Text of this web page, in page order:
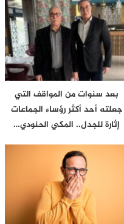
بعد سنوات من المواقف التي
جعلته أحد أكثر رؤساء الجماعات
إثارة للجدل.. المكي الحنودي…